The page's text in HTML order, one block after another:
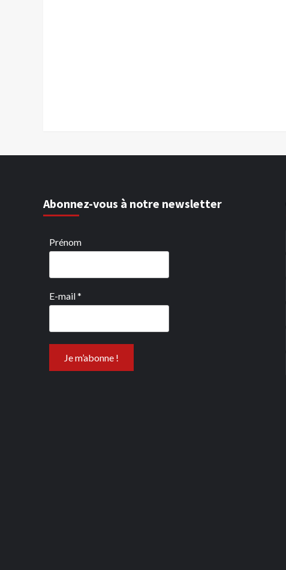
Abonnez-vous à notre newsletter
Prénom
E-mail*